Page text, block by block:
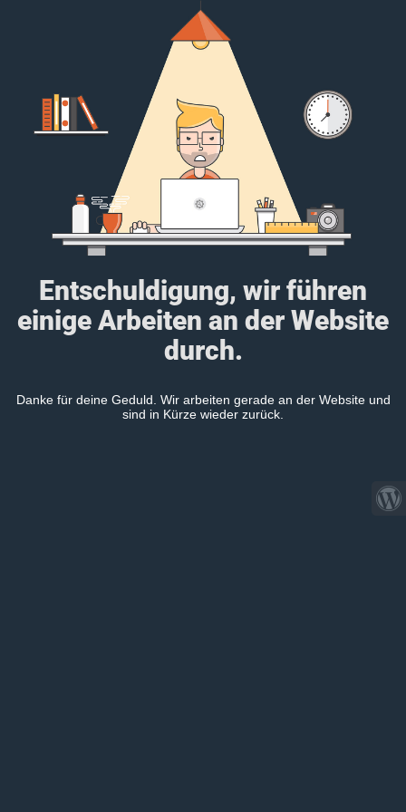
Entschuldigung, wir führen
einige Arbeiten an der Website
durch.
Danke für deine Geduld. Wir arbeiten gerade an der Website und
sind in Kürze wieder zurück.